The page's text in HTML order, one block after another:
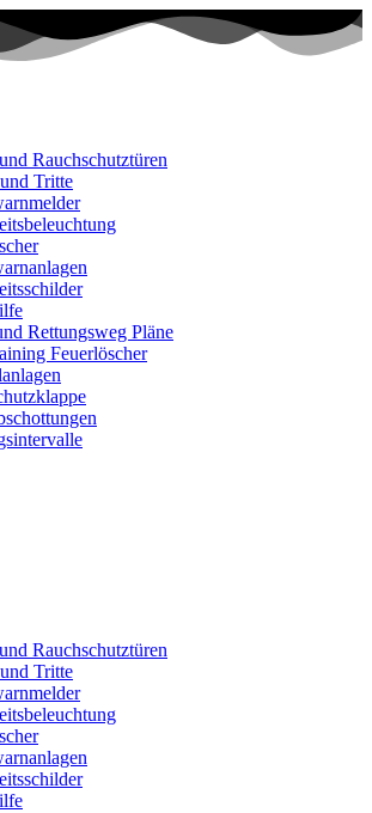
Rauchschutztüren
Tritte
Rettungsweg Pläne
Feuerlöscher
Rauchschutztüren
Tritte